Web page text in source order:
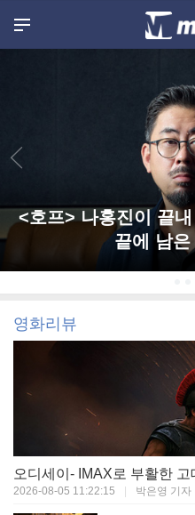
<호프> 나홍진이 끝
끝에 남은
영화리뷰
2026-08-05 11:22:15 박은영 기자